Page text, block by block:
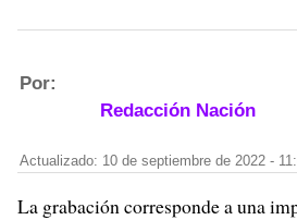
Por:
Redacción Nación
Actualizado: 10 de septiembre de 2022 -
La grabación corresponde a una